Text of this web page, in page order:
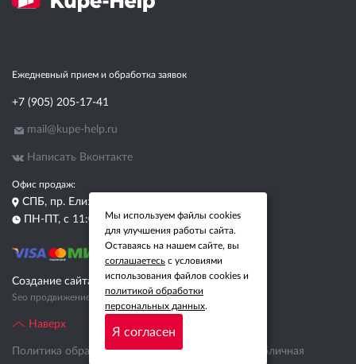
Ежедневный прием и обработка заявок
+7 (905) 205-17-41
mail@kupe-help.ru
Написать Вконтакте
Офис продаж:
СПБ, пр. Елизарова, д. 38, лит. А, оф. 212
ПН-ПТ, с 11:00 до 18:00
Создание сайта: Pixelon
Seo продвижение сайта- Pixelon.ru
Наверх
Политика обработки персональных данных
Публичная
Мы используем файлы cookies
для улучшения работы сайта.
Оставаясь на нашем сайте, вы
соглашаетесь с условиями
использования файлов cookies и
политикой обработки
персональных данных.
Я согласен